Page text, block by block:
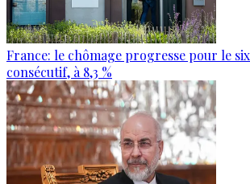
France: le chômage progresse pour le
consécutif, à 8,3 %